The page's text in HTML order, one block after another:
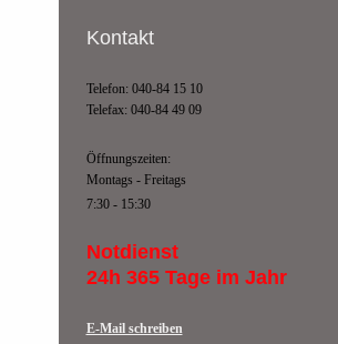
Kontakt
Telefon: 040-84 15 10
Telefax: 040-84 49 09
Öffnungszeiten:
Montags - Freitags
7:30 - 15:30
Notdienst
24h 365 Tage im Jahr
E-Mail schreiben